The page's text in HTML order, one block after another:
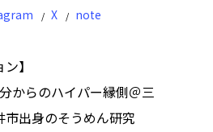
X note
】
からのハイパー縁側＠三
出身のそうめん研究